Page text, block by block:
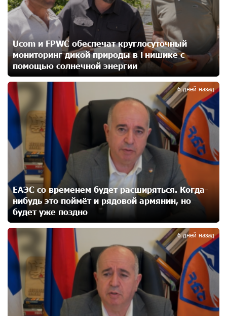
возобновил работу по новому адресу — ул.
Ереванян, 3/47
До 25% idcoin-ов при покупке авиабилетов Flyone:
Idram&IDBank
Ucom и Microsoft Innovation Center помогают
школьникам развивать навыки кибербезопасности
20 дней назад
При поддержке Ucom в Шенаване установлена
солнечная станция мощностью 10 кВт
21 дней назад
Юнибанк разыграет поездку в Италию среди новых
держателей карт Mastercard World «Travel»
22 дней назад
Москва–Баку: есть разногласия, но связи
сохраняются. А мы что делаем?
22 дней назад
День благодарности клиентам в Ванадзоре: IDBank
Ucom и FPWC обеспечат круглосуточный
мониторинг дикой природы в Гнишике с
помощью солнечной энергии
ЕАЭС со временем будет расширяться. Когда-
нибудь это поймёт и рядовой армянин, но
будет уже поздно
6 дней назад
2
6 дней назад
3